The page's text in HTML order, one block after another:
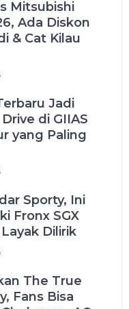
Mitsubishi
Ada Diskon
& Cat Kilau
Jadi
di GIIAS
yang Paling
Sporty, Ini
Fronx SGX
Dilirik
The True
Fans Bisa